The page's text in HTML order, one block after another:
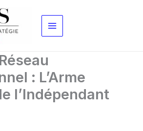
: L’Arme
l’Indépendant